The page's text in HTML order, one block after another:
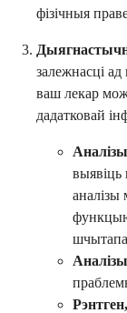
фізічныя
залежнасці ад
ваш лекар
дадатковай
выявіць
аналізы